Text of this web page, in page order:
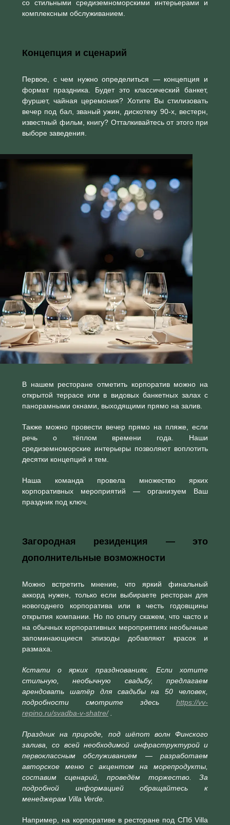
со стильными средиземноморскими интерьерами и
комплексным обслуживанием.
Концепция и сценарий
Первое, с чем нужно определиться — концепция и
формат праздника. Будет это классический банкет,
фуршет, чайная церемония? Хотите Вы стилизовать
вечер под бал, званый ужин, дискотеку 90-х, вестерн,
известный фильм, книгу? Отталкивайтесь от этого при
выборе заведения.
В нашем ресторане отметить корпоратив можно на
открытой террасе или в видовых банкетных залах с
панорамными окнами, выходящими прямо на залив.
Также можно провести вечер прямо на пляже, если
речь о тёплом времени года. Наши
средиземноморские интерьеры позволяют воплотить
десятки концепций и тем.
Наша команда провела множество ярких
корпоративных мероприятий — организуем Ваш
праздник под ключ.
Загородная резиденция — это
дополнительные возможности
Можно встретить мнение, что яркий финальный
аккорд нужен, только если выбираете ресторан для
новогоднего корпоратива или в честь годовщины
открытия компании. Но по опыту скажем, что часто и
на обычных корпоративных мероприятиях необычные
запоминающиеся эпизоды добавляют красок и
размаха.
Кстати о ярких празднованиях. Если хотите
стильную, необычную свадьбу, предлагаем
арендовать шатёр для свадьбы на 50 человек,
подробности смотрите здесь https://vv-
repino.ru/svadba-v-shatre/.
Праздник на природе, под шёпот волн Финского
залива, со всей необходимой инфраструктурой и
первоклассным обслуживанием — разработаем
авторское меню с акцентом на морепродукты,
составим сценарий, проведём торжество. За
подробной информацией обращайтесь к
менеджерам Villa Verde.
Например, на корпоративе в ресторане под СПб Villa